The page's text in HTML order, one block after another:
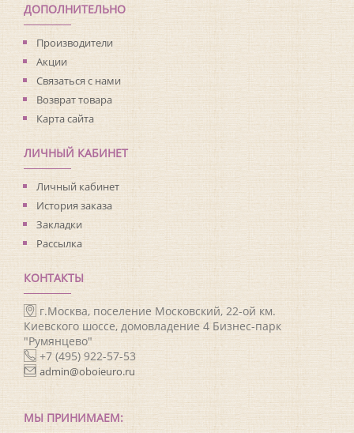
ДОПОЛНИТЕЛЬНО
Производители
Акции
Связаться с нами
Возврат товара
Карта сайта
ЛИЧНЫЙ КАБИНЕТ
Личный кабинет
История заказа
Закладки
Рассылка
КОНТАКТЫ
г.Москва, поселение Московский, 22-ой км.
Киевского шоссе, домовладение 4 Бизнес-парк
"Румянцево"
+7 (495) 922-57-53
admin@oboieuro.ru
МЫ ПРИНИМАЕМ: